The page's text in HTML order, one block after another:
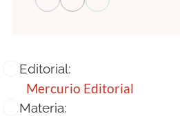
Editorial:
Mercurio Editorial
Materia: